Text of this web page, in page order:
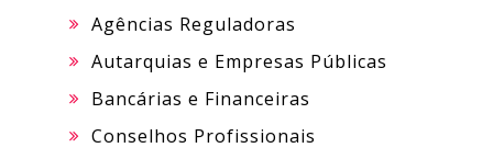
Agências Reguladoras
Autarquias e Empresas Públicas
Bancárias e Financeiras
Conselhos Profissionais